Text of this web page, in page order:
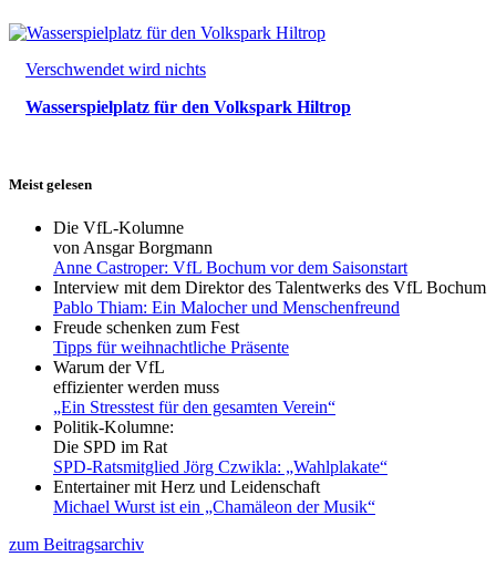
Verschwendet wird nichts
Wasserspielplatz für den Volkspark Hiltrop
Meist gelesen
Die VfL-Kolumne
von Ansgar Borgmann
Anne Castroper: VfL Bochum vor dem Saisonstart
Interview mit dem Direktor des Talentwerks des VfL Bochum
Pablo Thiam: Ein Malocher und Menschenfreund
Freude schenken zum Fest
Tipps für weihnachtliche Präsente
Warum der VfL
effizienter werden muss
„Ein Stresstest für den gesamten Verein“
Politik-Kolumne:
Die SPD im Rat
SPD-Ratsmitglied Jörg Czwikla: „Wahlplakate“
Entertainer mit Herz und Leidenschaft
Michael Wurst ist ein „Chamäleon der Musik“
zum Beitragsarchiv